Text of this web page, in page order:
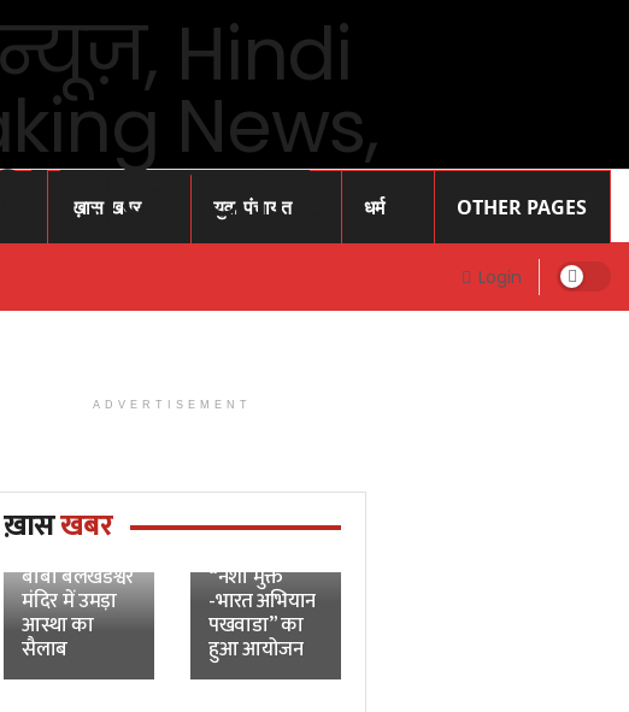
ख़ास खबर युवा पंचायत धर्म OTHER PAGES
Login
ADVERTISEMENT
ख़ासखबर
बाबा बलखंडेश्वर
मंदिर में उमड़ा
आस्था का
सैलाब
रज्जू भय्या)
“नशा मुक्त
-भारत अभियान
पखवाडा” का
हुआ आयोजन